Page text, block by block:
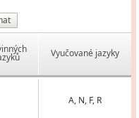
Vyučované jazyky
A, N, F, R